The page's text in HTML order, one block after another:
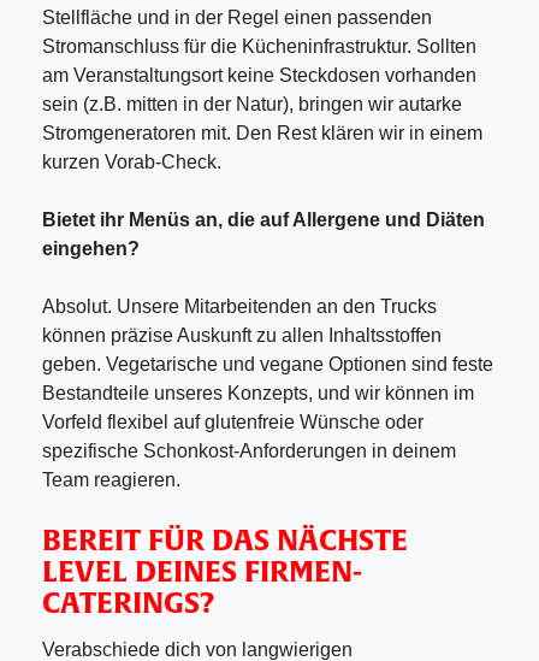
Stellfläche und in der Regel einen passenden
Stromanschluss für die Kücheninfrastruktur. Sollten
am Veranstaltungsort keine Steckdosen vorhanden
sein (z.B. mitten in der Natur), bringen wir autarke
Stromgeneratoren mit. Den Rest klären wir in einem
kurzen Vorab-Check.
Bietet ihr Menüs an, die auf Allergene und Diäten
eingehen?
Absolut. Unsere Mitarbeitenden an den Trucks
können präzise Auskunft zu allen Inhaltsstoffen
geben. Vegetarische und vegane Optionen sind feste
Bestandteile unseres Konzepts, und wir können im
Vorfeld flexibel auf glutenfreie Wünsche oder
spezifische Schonkost-Anforderungen in deinem
Team reagieren.
BEREIT FÜR DAS NÄCHSTE
LEVEL DEINES FIRMEN-
CATERINGS?
Verabschiede dich von langwierigen